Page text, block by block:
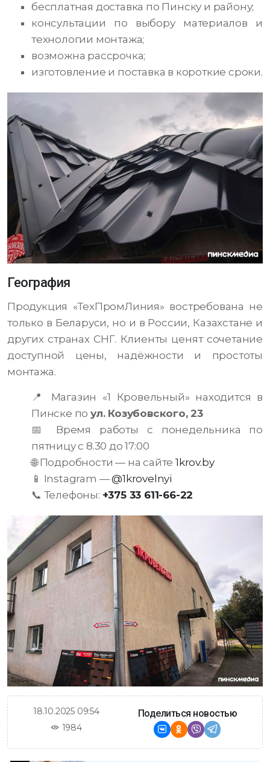
бесплатная доставка по Пинску и району;
консультации по выбору материалов и
технологии монтажа;
возможна рассрочка;
изготовление и поставка в короткие сроки.
География
Продукция «ТехПромЛиния» востребована не
только в Беларуси, но и в России, Казахстане и
других странах СНГ. Клиенты ценят сочетание
доступной цены, надёжности и простоты
монтажа.
📍 Магазин «1 Кровельный» находится в
Пинске поул. Козубовского, 23
📅 Время работы с понедельника по
пятницу с 8.30 до 17:00
🌐 Подробности — на сайте1krov.by
📱 Instagram —@1krovelnyi
📞 Телефоны: +375 33 611-66-22
18.10.2025 09:54
1984
Поделиться новостью